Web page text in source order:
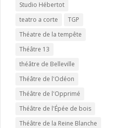
Studio Hébertot
teatro a corte
TGP
Théatre de la tempête
Théâtre 13
théâtre de Belleville
Théâtre de l'Odéon
Théâtre de l'Opprimé
Théâtre de l'Épée de bois
Théâtre de la Reine Blanche